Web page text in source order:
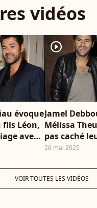
Theuriau -
première
Grand Rex
1er février
Coadic
Bestimage
vidéos
évoque
fils Léon,
avec
et qui
player2
Jamel
Mélissa
pas caché
au concert
26 mai 2025
VOIR TOUTES LES VIDÉOS